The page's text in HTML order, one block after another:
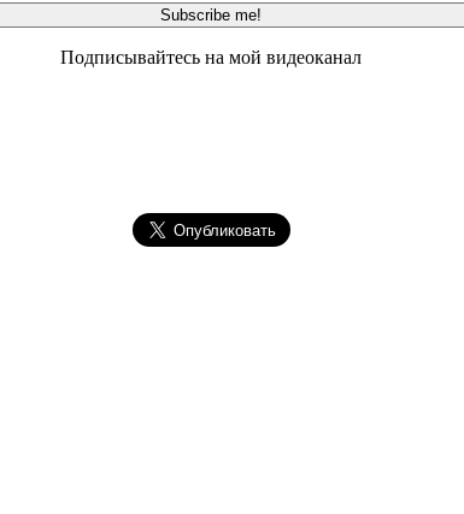
Подписывайтесь на мой видеоканал